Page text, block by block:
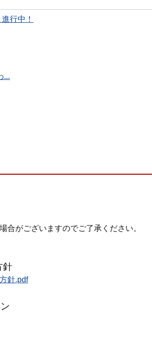
行中！
...
合がございますのでご了承ください。
針
針.pdf